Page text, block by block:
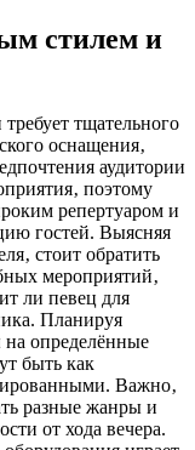
стилем и
тщательного
оснащения‚
аудитории
поэтому
репертуаром и
гостей. Выясняя
стоит обратить
мероприятий‚
ли певец для
Планируя
на определённые
быть как
Важно‚
разные жанры и
от хода вечера.